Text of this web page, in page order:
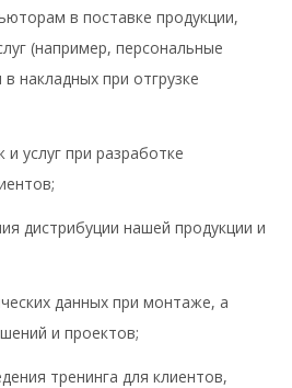
в поставке продукции,
(например, персональные
накладных при отгрузке
услуг при разработке
дистрибуции нашей продукции и
данных при монтаже, а
и проектов;
тренинга для клиентов,